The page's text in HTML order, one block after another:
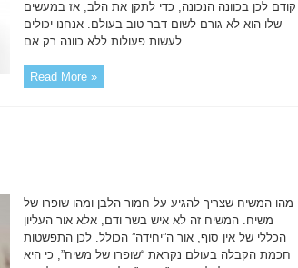
קודם לכן בכוונה הנכונה, כדי לתקן את הלב, אז במעשים
שלו הוא לא גורם לשום דבר טוב בעולם. אנחנו יכולים
לעשות פעולות ללא כוונה רק אם ...
Read More »
מהו המשיח שצריך להגיע על חמור הלבן ומהו שופרו של
משיח. המשיח זה לא איש בשר ודם, אלא אור העליון
הכללי של אין סוף, אור ה”יחידה” הכולל. לכן התפשטות
חכמת הקבלה בעולם נקראת “שופרו של משיח”, כי היא